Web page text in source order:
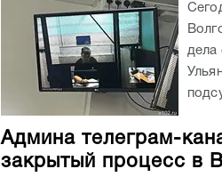
дела
Админа телеграм-
закрытый процесс в